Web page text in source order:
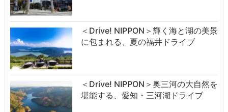
＜Drive! NIPPON＞輝く海と湖の美景
に包まれる、夏の福井ドライブ
＜Drive! NIPPON＞奥三河の大自然を
堪能する、愛知・三河湖ドライブ